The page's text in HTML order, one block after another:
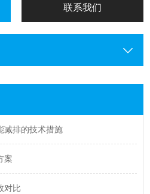
联系我们
减排的技术措施
案
对比